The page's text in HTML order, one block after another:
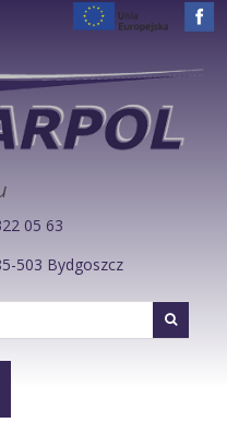
05 63
503 Bydgoszcz